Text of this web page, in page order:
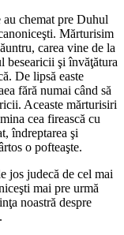
chemat pre Duhul
Mărturisim
carea vine de la
besearicii şi învăţătura
De lipsă easte
fără numai când să
Aceaste mărturisiri
cea firească cu
îndreptarea şi
o pofteaşte.
jos judecă de cel mai
mai pre urmă
noastră despre